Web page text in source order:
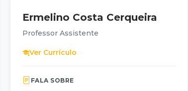
Ermelino Costa Cerqueira
Professor Assistente
Ver Currículo
FALA SOBRE